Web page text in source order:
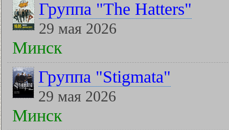
Группа "The Hatters"
29 мая 2026
Минск
Группа "Stigmata"
29 мая 2026
Минск